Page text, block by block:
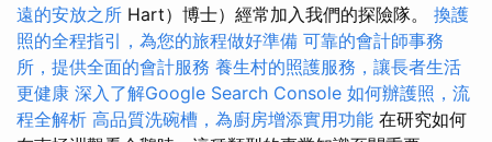
遠的安放之所 Hart）博士）經常加入我們的探險隊。 換護
照的全程指引，為您的旅程做好準備 可靠的會計師事務
所，提供全面的會計服務 養生村的照護服務，讓長者生活
更健康 深入了解Google Search Console 如何辦護照，流
程全解析 高品質洗碗槽，為廚房增添實用功能 在研究如何